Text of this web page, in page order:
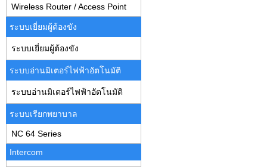
Wireless Router / Access Point
ระบบเยี่ยมผู้ต้องขัง
ระบบเยี่ยมผู้ต้องขัง
ระบบอ่านมิเตอร์ไฟฟ้าอัตโนมัติ
ระบบอ่านมิเตอร์ไฟฟ้าอัตโนมัติ
ระบบเรียกพยาบาล
NC 64 Series
Intercom